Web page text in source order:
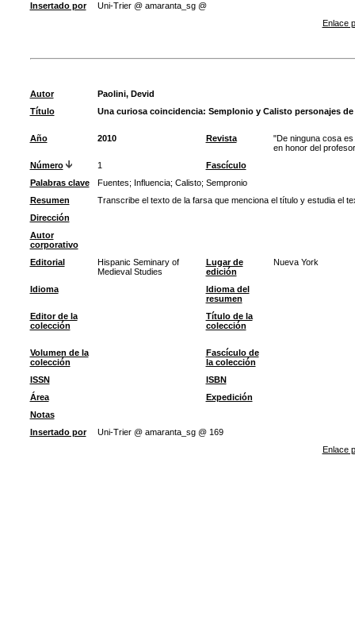
Insertado por
Uni-Trier @ amaranta_sg @
Enlace
Autor
Paolini, Devid
Título
Una curiosa coincidencia: Semplonio y Calisto personajes
Año 2010 Revista
"De ninguna cosa
en honor del
Número
1
Fascículo
Palabras clave
Fuentes; Influencia; Calisto; Sempronio
Resumen
Transcribe el texto de la farsa que menciona el título y estudia el
Dirección
Autor
corporativo
Editorial
Hispanic Seminary of
Medieval Studies
Lugar de
edición
Nueva York
Idioma
Idioma del
resumen
Editor de la
colección
Título de la
colección
Volumen de la
colección
Fascículo de
la colección
ISSN
ISBN
Área
Expedición
Notas
Insertado por
Uni-Trier @ amaranta_sg @ 169
Enlace